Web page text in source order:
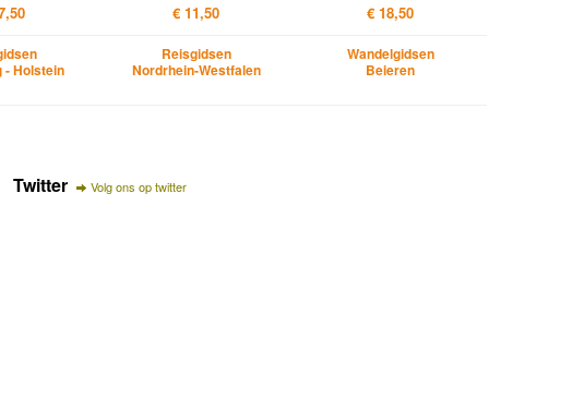
- Holstein
€ 11,50
Reisgidsen
Nordrhein-Westfalen
€ 18,50
Wandelgidsen
Beieren
Twitter Volg ons op twitter